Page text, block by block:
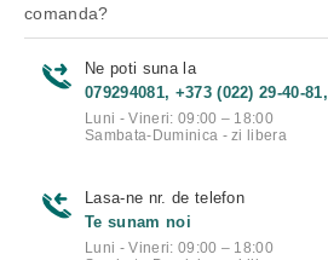
comanda?
Ne poti suna la
079294081, +373 (022) 29-40-81,
Luni - Vineri: 09:00 – 18:00
Sambata-Duminica - zi libera
Lasa-ne nr. de telefon
Te sunam noi
Luni - Vineri: 09:00 – 18:00